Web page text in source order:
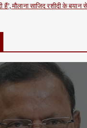
मौलाना साजिद रशीदी के बयान